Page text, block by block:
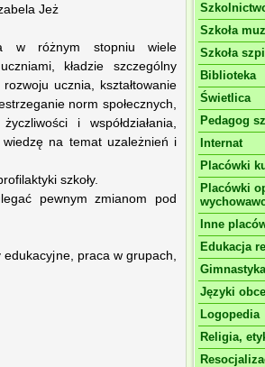
Jeż
w różnym stopniu wiele
kładzie szczególny
ucznia, kształtowanie
norm społecznych,
i współdziałania,
wiedzę na temat uzależnień i
szkoły.
pewnym zmianom pod
edukacyjne, praca w grupach,
Szkoła
Szkoła
Biblioteka
Świetlica
Pedagog
Internat
Placówki
Placówki
Inne
Edukacja
Języki obce
Logopedia
Religia,